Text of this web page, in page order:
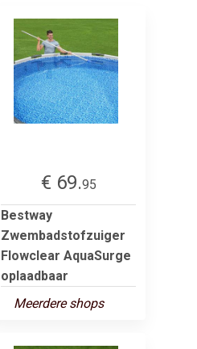
€ 69.95
Bestway
Zwembadstofzuiger
Flowclear AquaSurge
oplaadbaar
Meerdere shops